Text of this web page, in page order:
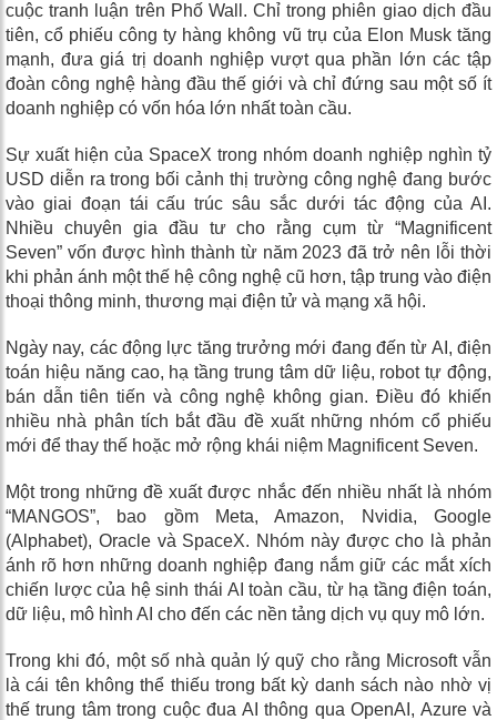
cuộc tranh luận trên Phố Wall. Chỉ trong phiên giao dịch đầu
tiên, cổ phiếu công ty hàng không vũ trụ của Elon Musk tăng
mạnh, đưa giá trị doanh nghiệp vượt qua phần lớn các tập
đoàn công nghệ hàng đầu thế giới và chỉ đứng sau một số ít
doanh nghiệp có vốn hóa lớn nhất toàn cầu.
Sự xuất hiện của SpaceX trong nhóm doanh nghiệp nghìn tỷ
USD diễn ra trong bối cảnh thị trường công nghệ đang bước
vào giai đoạn tái cấu trúc sâu sắc dưới tác động của AI.
Nhiều chuyên gia đầu tư cho rằng cụm từ “Magnificent
Seven” vốn được hình thành từ năm 2023 đã trở nên lỗi thời
khi phản ánh một thế hệ công nghệ cũ hơn, tập trung vào điện
thoại thông minh, thương mại điện tử và mạng xã hội.
Ngày nay, các động lực tăng trưởng mới đang đến từ AI, điện
toán hiệu năng cao, hạ tầng trung tâm dữ liệu, robot tự động,
bán dẫn tiên tiến và công nghệ không gian. Điều đó khiến
nhiều nhà phân tích bắt đầu đề xuất những nhóm cổ phiếu
mới để thay thế hoặc mở rộng khái niệm Magnificent Seven.
Một trong những đề xuất được nhắc đến nhiều nhất là nhóm
“MANGOS”, bao gồm Meta, Amazon, Nvidia, Google
(Alphabet), Oracle và SpaceX. Nhóm này được cho là phản
ánh rõ hơn những doanh nghiệp đang nắm giữ các mắt xích
chiến lược của hệ sinh thái AI toàn cầu, từ hạ tầng điện toán,
dữ liệu, mô hình AI cho đến các nền tảng dịch vụ quy mô lớn.
Trong khi đó, một số nhà quản lý quỹ cho rằng Microsoft vẫn
là cái tên không thể thiếu trong bất kỳ danh sách nào nhờ vị
thế trung tâm trong cuộc đua AI thông qua OpenAI, Azure và